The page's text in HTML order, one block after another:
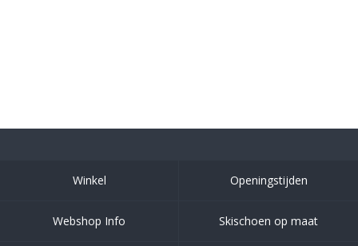
Winkel Openingstijden
Webshop Info Skischoen op maat